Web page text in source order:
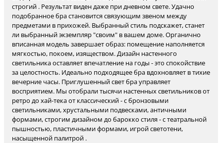
строгий . Результат виден даже при дневном свете. Удачно
подобранное бра становится связующим звеном между
предметами в прихожей. Выбранный стиль подскажет, станет
ли выбранный экземпляр "своим" в вашем доме. Органично
вписанная модель завершает образ: помещение наполняется
мягкостью, покоем, изяществом. Дизайн настенного
светильника оставляет впечатление на годы - это спокойствие
за целостность. Идеально подходящее бра вдохновляет в тихие
вечерние часы. Приглушенный свет бра управляет
восприятием. Мы отобрали тысячи настенных светильников от
ретро до хай-тека от классический - с бронзовыми
светильниками, хрустальными подвесками, античными
формами, строгим дизайном до барокко стиля - с театральной
пышностью, пластичными формами, игрой светотени,
насыщенной палитрой .